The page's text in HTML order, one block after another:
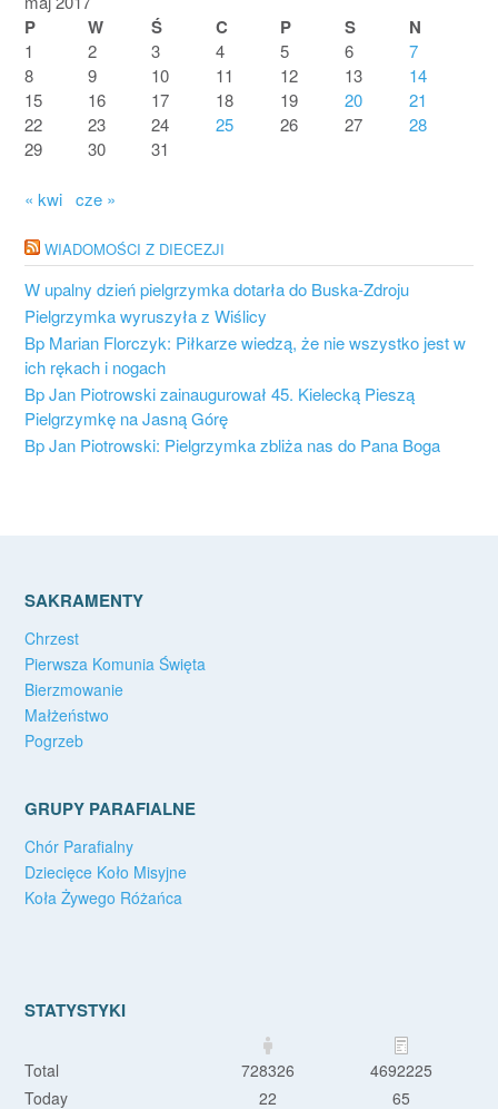
P W Ś C P S N
1 2 3 4 5 6
7
8
9 10 11 12 13
14
15
16 17 18 19 20
21
22
23 24 25 26 27
28
29
30 31
« kwi cze »
WIADOMOŚCI Z DIECEZJI
W upalny dzień pielgrzymka dotarła do Buska-Zdroju
Pielgrzymka wyruszyła z Wiślicy
Bp Marian Florczyk: Piłkarze wiedzą, że nie wszystko jest w
ich rękach i nogach
Bp Jan Piotrowski zainaugurował 45. Kielecką Pieszą
Pielgrzymkę na Jasną Górę
Bp Jan Piotrowski: Pielgrzymka zbliża nas do Pana Boga
SAKRAMENTY
Chrzest
Pierwsza Komunia Święta
Bierzmowanie
Małżeństwo
Pogrzeb
GRUPY PARAFIALNE
Chór Parafialny
Dziecięce Koło Misyjne
Koła Żywego Różańca
STATYSTYKI
Total 728326
4692225
Today
22 65